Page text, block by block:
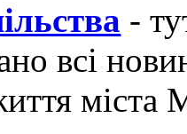
-
всі
міста